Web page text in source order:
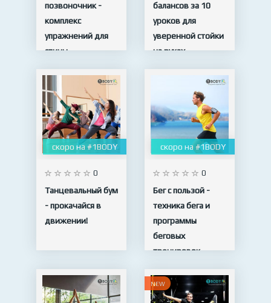
позвоночник -
комплекс
упражнений для
спины
балансов за 10
уроков для
уверенной стойки
на руках
скоро на #1BODY
0
Танцевальный бум
- прокачайся в
движении!
скоро на #1BODY
0
Бег с пользой -
техника бега и
программы
беговых
тренировок
NEW